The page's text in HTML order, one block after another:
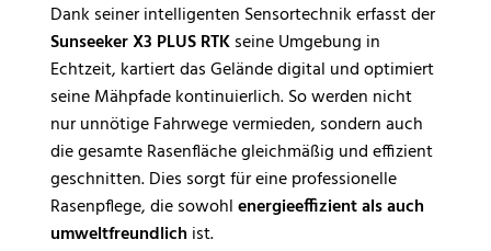
Dank seiner intelligenten Sensortechnik erfasst der
Sunseeker X3 PLUS RTKseine Umgebung in
Echtzeit, kartiert das Gelände digital und optimiert
seine Mähpfade kontinuierlich. So werden nicht
nur unnötige Fahrwege vermieden, sondern auch
die gesamte Rasenfläche gleichmäßig und effizient
geschnitten. Dies sorgt für eine professionelle
Rasenpflege, die sowohlenergieeffizient als auch
umweltfreundlich ist.